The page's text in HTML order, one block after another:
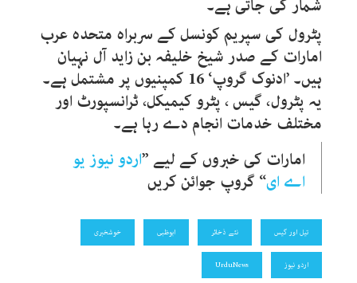
شمار کی جاتی ہے۔
پٹرول کی سپریم کونسل کے سربراہ متحدہ عرب
امارات کے صدر شیخ خلیفہ بن زاید آل نہیان
ہیں۔ ’ادنوک گروپ‘ 16 کمپنیوں پر مشتمل ہے۔
یہ پٹرول، گیس ، پٹرو کیمیکل، ٹرانسپورٹ اور
مختلف خدمات انجام دے رہا ہے۔
امارات کی خبروں کے لیے ”اردو نیوز یو
اے ای“ گروپ جوائن کریں
تیل اور گیس نئے ذخائر ابوظبی خوشخبری
اردو نیوز UrduNews